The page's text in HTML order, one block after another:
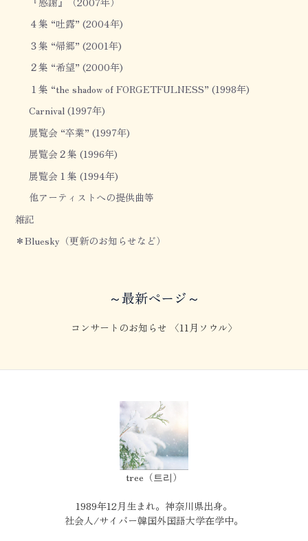
４集 “吐露” (2004年)
３集 “帰郷” (2001年)
２集 “希望” (2000年)
１集 “the shadow of FORGETFULNESS” (1998年)
Carnival (1997年)
展覧会 “卒業” (1997年)
展覧会２集 (1996年)
展覧会１集 (1994年)
他アーティストへの提供曲等
雑記
＊Bluesky（更新のお知らせなど）
～最新ページ～
コンサートのお知らせ 〈11月ソウル〉
tree（트리）
1989年12月生まれ。神奈川県出身。
社会人/サイバー韓国外国語大学在学中。